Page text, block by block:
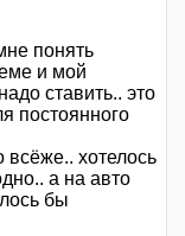
понять
и мой
ставить.. это
постоянного
всёже.. хотелось
а на авто
бы